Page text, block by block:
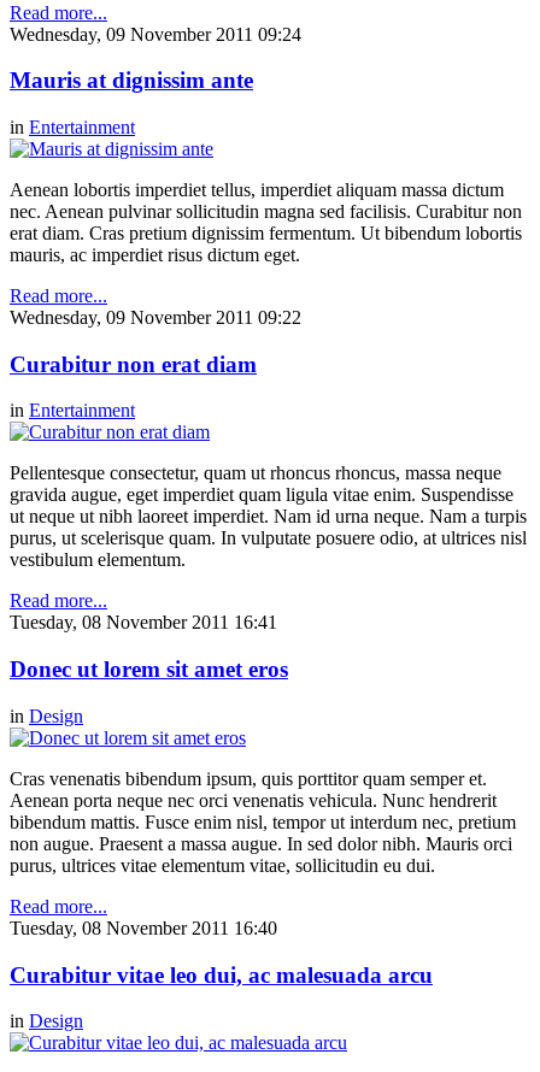
Read more...
Wednesday, 09 November 2011 09:24
Mauris at dignissim ante
in Entertainment
Aenean lobortis imperdiet tellus, imperdiet aliquam massa dictum
nec. Aenean pulvinar sollicitudin magna sed facilisis. Curabitur non
erat diam. Cras pretium dignissim fermentum. Ut bibendum lobortis
mauris, ac imperdiet risus dictum eget.
Read more...
Wednesday, 09 November 2011 09:22
Curabitur non erat diam
in Entertainment
Pellentesque consectetur, quam ut rhoncus rhoncus, massa neque
gravida augue, eget imperdiet quam ligula vitae enim. Suspendisse
ut neque ut nibh laoreet imperdiet. Nam id urna neque. Nam a turpis
purus, ut scelerisque quam. In vulputate posuere odio, at ultrices nisl
vestibulum elementum.
Read more...
Tuesday, 08 November 2011 16:41
Donec ut lorem sit amet eros
in Design
Cras venenatis bibendum ipsum, quis porttitor quam semper et.
Aenean porta neque nec orci venenatis vehicula. Nunc hendrerit
bibendum mattis. Fusce enim nisl, tempor ut interdum nec, pretium
non augue. Praesent a massa augue. In sed dolor nibh. Mauris orci
purus, ultrices vitae elementum vitae, sollicitudin eu dui.
Read more...
Tuesday, 08 November 2011 16:40
Curabitur vitae leo dui, ac malesuada arcu
in Design